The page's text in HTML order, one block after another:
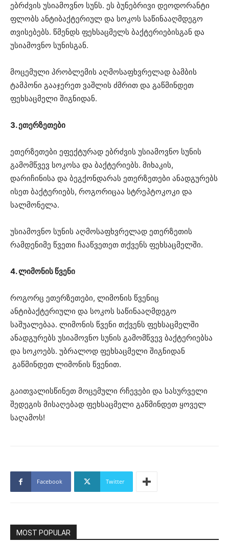
ებრძვის უსიამოვნო სუნს. ეს ბუნებრივი დეოდორანტი
ფლობს ანტიბაქტერიულ და სოკოს საწინააღმდეგო
თვისებებს. წმენდს ფეხსაცმელს ბაქტერიებისგან და
უსიამოვნო სუნისგან.
მოცემული პრობლემის აღმოსაფხვრელად ბამბის
ტამპონი გააჯერეთ ვაშლის ძმრით და გაწმინდეთ
ფეხსაცმელი შიგნიდან.
3. ეთერზეთები
ეთერზეთები ეფექტურად ებრძვის უსიამოვნო სუნის
გამომწვევ სოკოსა და ბაქტერიებს. მიხაკის,
დარიჩინისა და ბეგქონდარას ეთერზეთები ანადგურებს
ისეთ ბაქტერიებს, როგორიცაა სტრეპტოკოკი და
სალმონელა.
უსიამოვნო სუნის აღმოსაფხვრელად ეთერზეთის
რამდენიმე წვეთი ჩააწვეთეთ თქვენს ფეხსაცმელში.
4. ლიმონის წვენი
როგორც ეთერზეთები, ლიმონის წვენიც
ანტიბაქტერიული და სოკოს საწინააღმდეგო
საშუალებაა. ლიმონის წვენი თქვენს ფეხსაცმელში
ანადგურებს უსიამოვნო სუნის გამომწვევ ბაქტერიებსა
და სოკოებს. უბრალოდ ფეხსაცმელი შიგნიდან
გაწმინდეთ ლიმონის წვენით.
გაითვალისწინეთ მოცემული რჩევები და სასურველი
შედეგის მისაღებად ფეხსაცმელი გაწმინდეთ ყოველ
საღამოს!
Facebook Twitter
MOST POPULAR